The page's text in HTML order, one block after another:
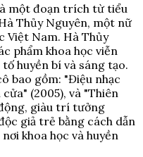
một đoạn trích từ tiểu
Thủy Nguyên, một nữ
Việt Nam. Hà Thủy
phẩm khoa học viễn
huyền bí và sáng tạo.
bao gồm: "Điệu nhạc
(2005), và "Thiên
giàu trí tưởng
giả trẻ bằng cách dẫn
khoa học và huyền